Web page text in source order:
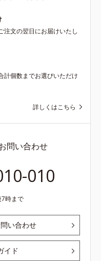
注文の翌日にお届けいたし
計個数までお選びいただけ
詳しくはこちら
問い合わせ
010
時まで
い合わせ
イド